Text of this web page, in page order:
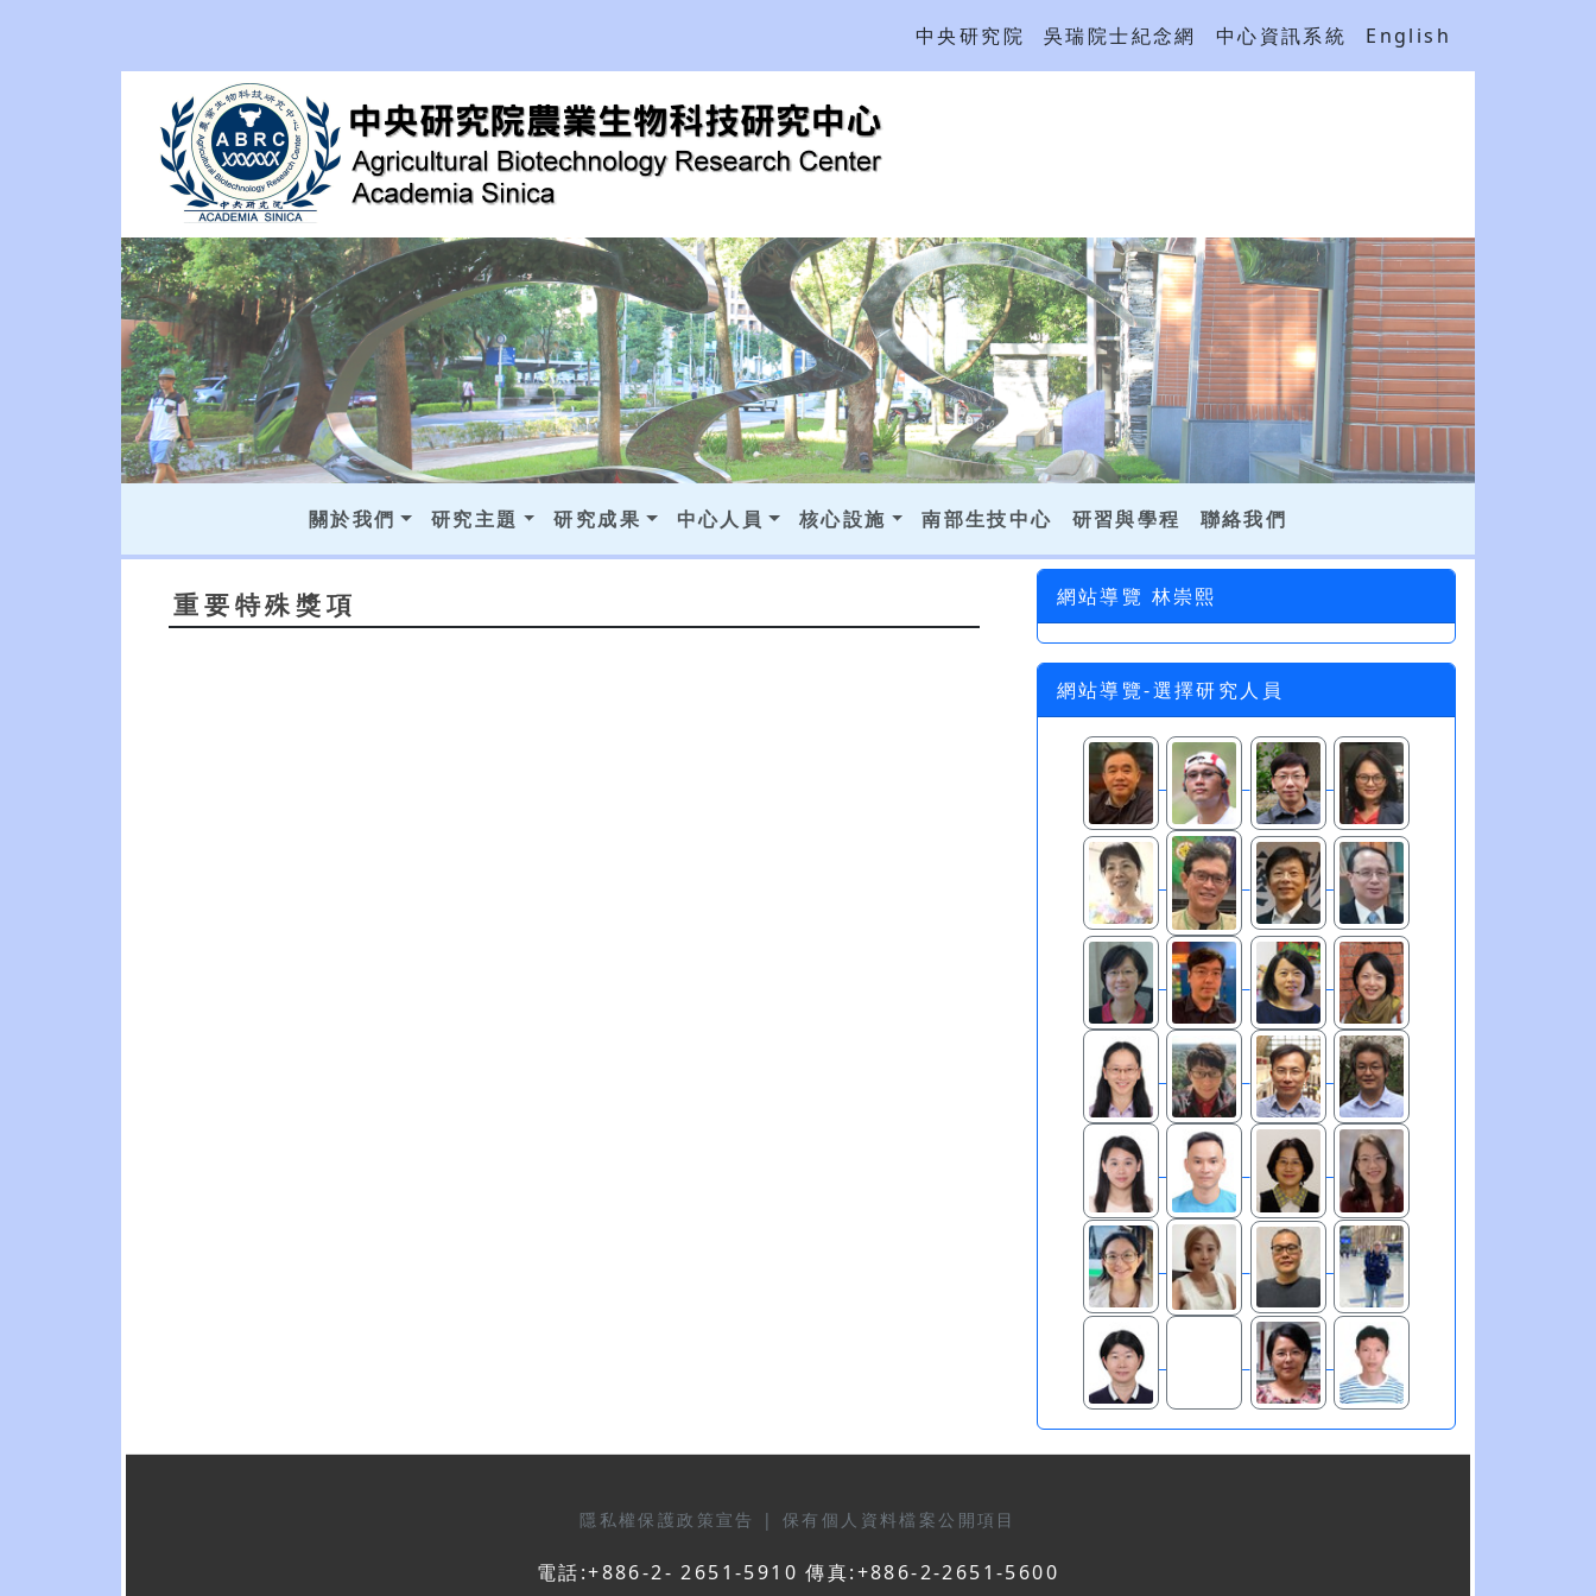
中央研究院 吳瑞院士紀念網 中心資訊系統 English
關於我們 研究主題 研究成果 中心人員 核心設施 南部生技中心 研習與學程 聯絡我們
重要特殊獎項 網站導覽 林崇熙
網站導覽-選擇研究人員
隱私權保護政策宣告 | 保有個人資料檔案公開項目
電話:+886-2- 2651-5910 傳真:+886-2-2651-5600